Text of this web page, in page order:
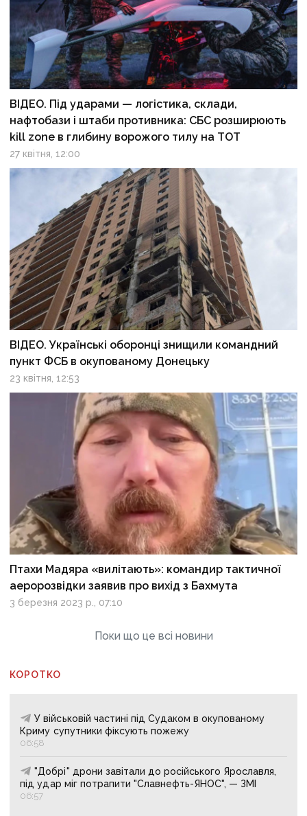
ВІДЕО. Під ударами — логістика, склади,
нафтобази і штаби противника: СБС розширюють
kill zone в глибину ворожого тилу на ТОТ
27 квітня, 12:00
ВІДЕО. Українські оборонці знищили командний
пункт ФСБ в окупованому Донецьку
23 квітня, 12:53
Птахи Мадяра «вилітають»: командир тактичної
аеророзвідки заявив про вихід з Бахмута
3 березня 2023 р., 07:10
Поки що це всі новини
КОРОТКО
У військовій частині під Судаком в окупованому
Криму супутники фіксують пожежу
06:58
"Добрі" дрони завітали до російського Ярославля,
під удар міг потрапити "Славнефть-ЯНОС", — ЗМІ
06:57